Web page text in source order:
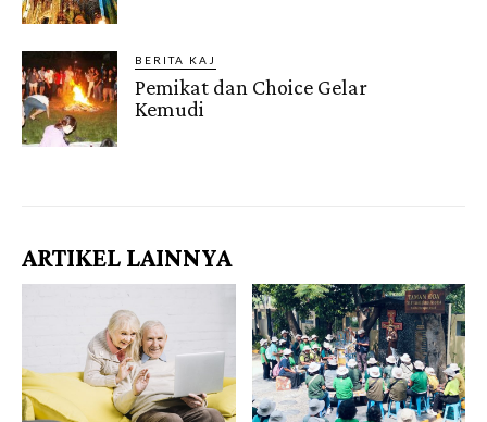
BERITA KAJ
Pemikat dan Choice Gelar
Kemudi
Gendis.ID
ARTIKEL LAINNYA